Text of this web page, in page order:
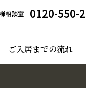
相談室 0120-550-
ご入居までの流れ